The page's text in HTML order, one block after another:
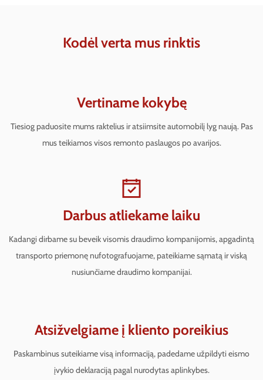
Kodėl verta mus rinktis
Vertiname kokybę
Tiesiog paduosite mums raktelius ir atsiimsite automobilį lyg naują. Pas
mus teikiamos visos remonto paslaugos po avarijos.
Darbus atliekame laiku
Kadangi dirbame su beveik visomis draudimo kompanijomis, apgadintą
transporto priemonę nufotografuojame, pateikiame sąmatą ir viską
nusiunčiame draudimo kompanijai.
Atsižvelgiame į kliento poreikius
Paskambinus suteikiame visą informaciją, padedame užpildyti eismo
įvykio deklaraciją pagal nurodytas aplinkybes.